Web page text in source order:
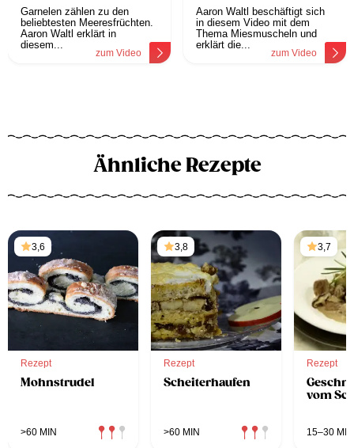
Garnelen zählen zu den
beliebtesten Meeresfrüchten.
Aaron Waltl erklärt in
diesem...
zum Video
Aaron Waltl beschäftigt sich
in diesem Video mit dem
Thema Miesmuscheln und
erklärt die...
zum Video
Ähnliche Rezepte
3,6
Rezept
Mohnstrudel
>60 MIN
3,8
Rezept
Scheiterhaufen
>60 MIN
3,7
Rezept
vom
15–30 MIN